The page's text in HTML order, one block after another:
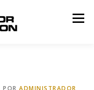
Menú
POR ADMINISTRADOR